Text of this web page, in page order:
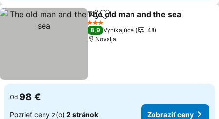
ZdieľaťPridať do obľúbených
The old man and the sea
3 Počet hviezdičiek
8,9 Vynikajúce
48
Novalja
Od 98 €
Pozrieť ceny z(o) 2 stránok Zobraziť ceny